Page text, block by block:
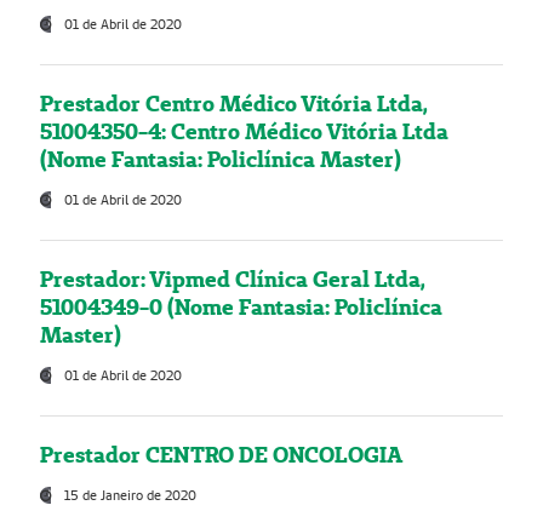
01 de Abril de 2020
Prestador Centro Médico Vitória Ltda,
51004350-4: Centro Médico Vitória Ltda
(Nome Fantasia: Policlínica Master)
01 de Abril de 2020
Prestador: Vipmed Clínica Geral Ltda,
51004349-0 (Nome Fantasia: Policlínica
Master)
01 de Abril de 2020
Prestador CENTRO DE ONCOLOGIA
15 de Janeiro de 2020